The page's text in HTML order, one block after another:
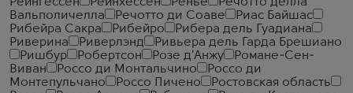
Вальполичелла
Речотто ди Соаве
Риас Байшас
Рибейра Сакра
Рибейро
Рибера дель Гуадиана
Риверина
Риверлэнд
Ривьера дель Гарда Брешиано
Ришбур
Робертсон Розе д'Анжу
Романе-Сен-
Виван
Россо ди Монтальчино
Россо ди
Монтепульчано
Россо Пичено
Ростовская область